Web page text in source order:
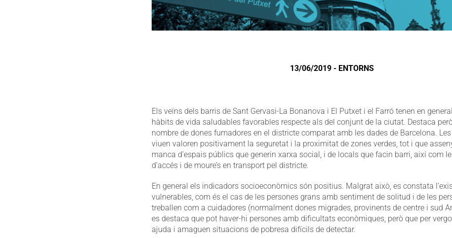
13/06/2019 - ENTORNS
Els veïns dels barris de Sant Gervasi-La Bonanova i El Putxet i el Farró tenen en
hàbits de vida saludables favorables respecte als del conjunt de la ciutat. Destaca
nombre de dones fumadores en el districte comparat amb les dades de Barcelona.
viuen valoren positivament la seguretat i la proximitat de zones verdes, tot i que
manca d’espais públics que generin xarxa social, i de locals que facin barri, així com
d’accés i de moure’s en transport pel districte.
En general els indicadors socioeconòmics són positius. Malgrat això, es constata
vulnerables, com és el cas de les persones grans amb sentiment de solitud i de les
treballen com a cuidadores (normalment dones migrades, provinents de centre i sud
es destaca que pot haver-hi persones amb dificultats econòmiques, però que per
ajuda i amaguen situacions de pobresa difícils de detectar.